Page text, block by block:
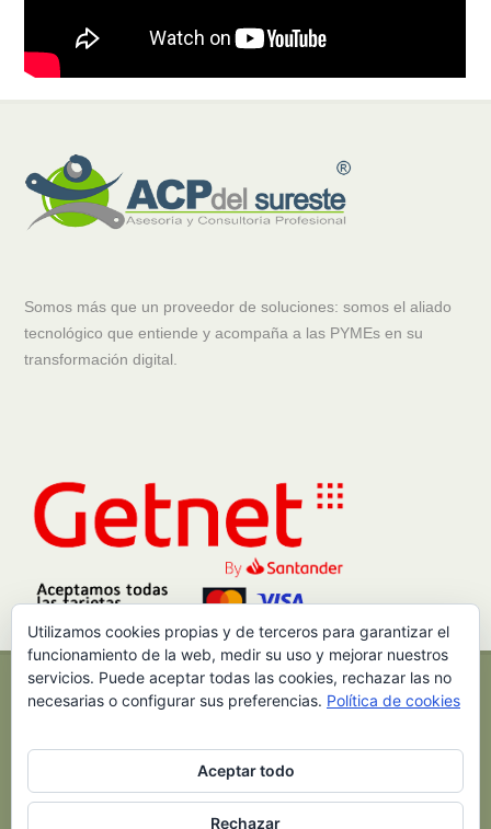
Somos más que un proveedor de soluciones: somos el aliado
tecnológico que entiende y acompaña a las PYMEs en su
transformación digital.
HOME NOSOTROS AVISO DE PRIVACIDAD
AVISO LEGAL
POLÍTICA SGSI
compañías.
Utilizamos cookies propias y de terceros para garantizar el
funcionamiento de la web, medir su uso y mejorar nuestros
servicios. Puede aceptar todas las cookies, rechazar las no
necesarias o configurar sus preferencias. Política de cookies
Aceptar todo
Rechazar